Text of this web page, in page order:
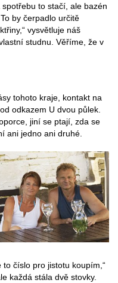
to stačí, ale bazén
by čerpadlo určitě
vysvětluje náš
studnu. Věříme, že v
tohoto kraje, kontakt na
odkazem U dvou půlek.
jiní se ptají, zda se
ani jedno ani druhé.
číslo pro jistotu koupím,“
každá stála dvě stovky.